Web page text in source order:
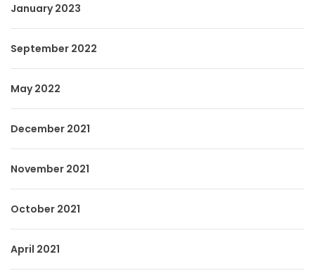
January 2023
September 2022
May 2022
December 2021
November 2021
October 2021
April 2021